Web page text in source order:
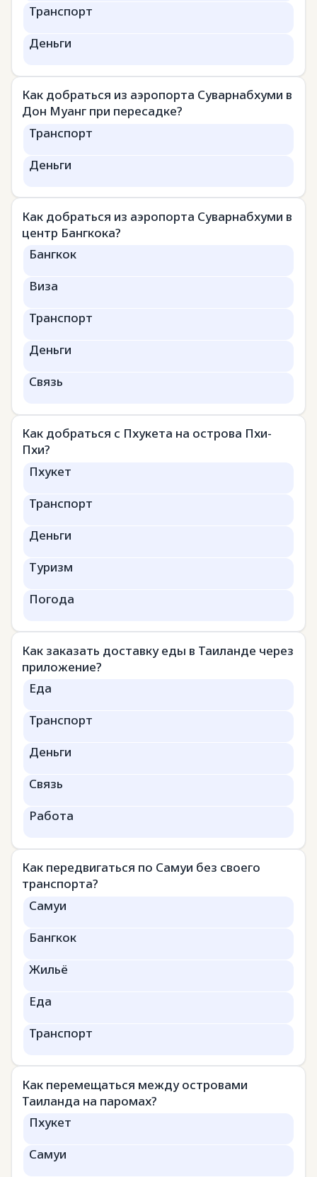
Транспорт
Деньги
Как добраться из аэропорта Суварнабхуми в
Дон Муанг при пересадке?
Транспорт
Деньги
Как добраться из аэропорта Суварнабхуми в
центр Бангкока?
Бангкок
Виза
Транспорт
Деньги
Связь
Как добраться с Пхукета на острова Пхи-
Пхи?
Пхукет
Транспорт
Деньги
Туризм
Погода
Как заказать доставку еды в Таиланде через
приложение?
Еда
Транспорт
Деньги
Связь
Работа
Как передвигаться по Самуи без своего
транспорта?
Самуи
Бангкок
Жильё
Еда
Транспорт
Как перемещаться между островами
Таиланда на паромах?
Пхукет
Самуи